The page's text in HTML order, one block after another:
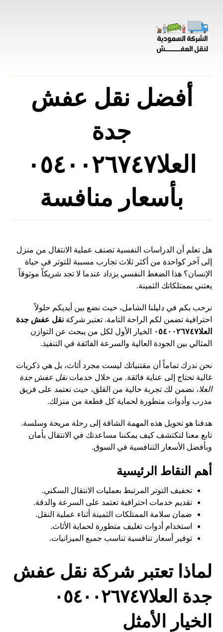
أفضل نقل عفش
جدة
العلا٠٥٤٠٠٢٦٧٤٧
بأسعار منافسة
هل تعلم أن الدراسات النفسية تصنف عملية الانتقال من منزل
إلى آخر كواحدة من أكثر ثلاث تجارب مسببة للتوتر في حياة
الإنسان؟ هذا الضغط النفسي يزداد عندما لا تجد شريكاً موثوقاً
يعتني بممتلكاتك الثمينة.
نرحب بكم في دليلنا الشامل، حيث نضع بين أيديكم حلولاً
احترافية تضمن لكم الراحة التامة. تعتبر شركةنقل عفش جدة
العلا٠٥٤٠٠٢٦٧٤٧
الخيار الأول لكل من يبحث عن التوازن
المثالي بين الجودة العالية والسرعة الفائقة في التنفيذ.
نحن ندرك تماماً أن مقتنياتك ليست مجرد أثاث، بل هي ذكريات
غالية تحتاج إلى عناية فائقة. من خلال خدماتنقل عفش جدة
العلا، نضمن لك تجربة خالية من القلق، حيث نعتمد على فريق
مدرب وأدوات متطورة لحماية كل قطعة من منزلك.
هدفنا هو تحويل هذه المهمة الشاقة إلى رحلة مريحة وسلسة.
تابع معنا لتكتشف كيف يمكننا مساعدتك في الانتقال بأمان
وبأفضل الأسعار التنافسية في السوق.
أهم النقاط الرئيسية
تخفيف التوتر المرتبط بعمليات الانتقال السكني.
تقديم خدمات احترافية تعتمد على السرعة والدقة.
ضمان سلامة الممتلكات الثمينة أثناء عملية النقل.
استخدام أدوات تغليف متطورة لحماية الأثاث.
توفير أسعار تنافسية تناسب جميع الميزانيات.
لماذا تعتبر شركة نقل عفش
جدة العلا٠٥٤٠٠٢٦٧٤٧
الخيار الأمثل